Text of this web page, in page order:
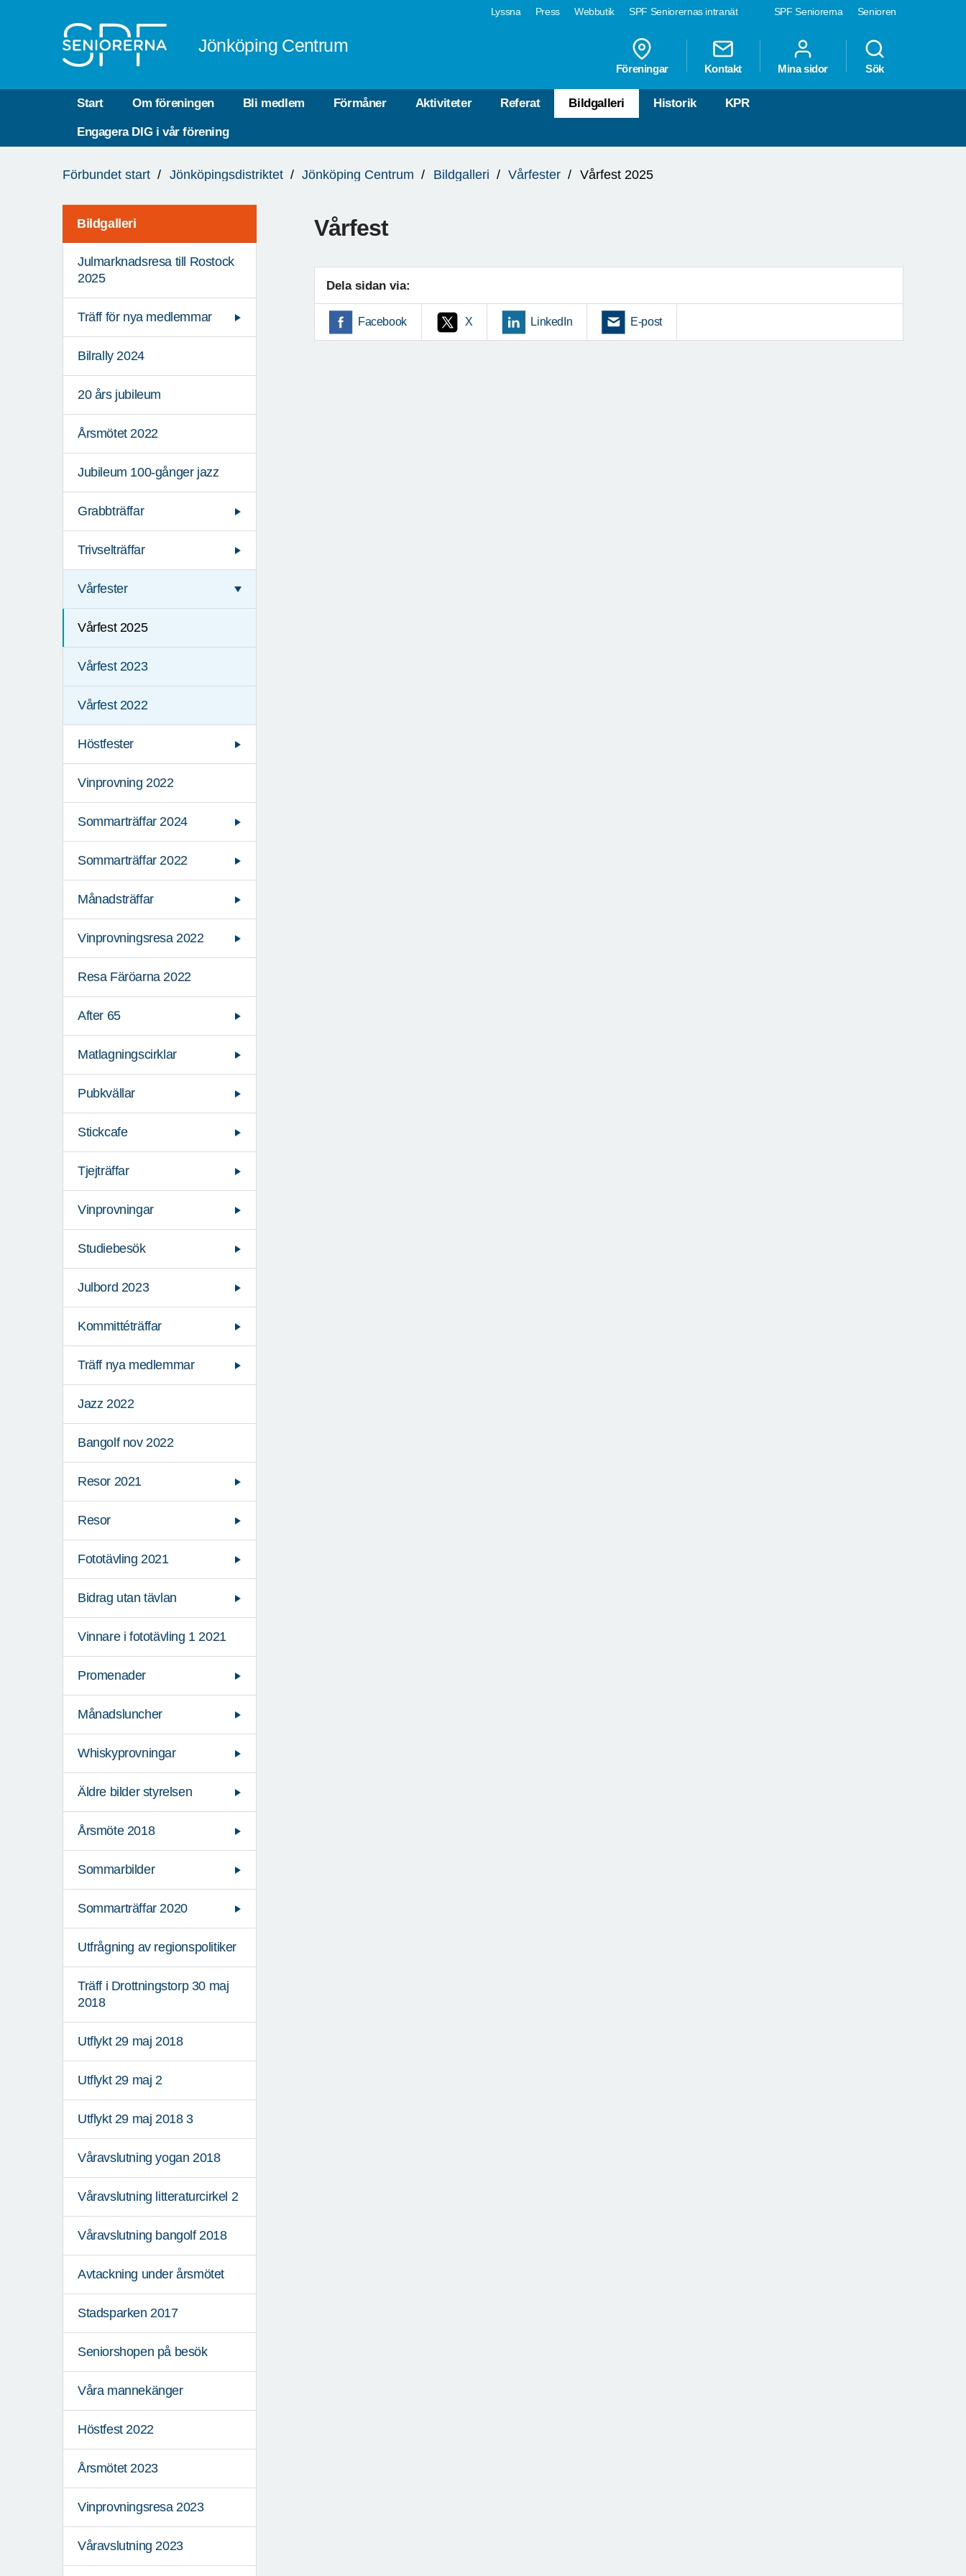
SPF Seniorerna Senioren
Lyssna Press Webbutik SPF Seniorernas intranät
Jönköping Centrum
Föreningar Kontakt Mina sidor Sök
Start Om föreningen Bli medlem Förmåner Aktiviteter Referat Bildgalleri Historik KPR
Engagera DIG i vår förening
är
Förbundet start Jönköpingsdistriktet Jönköping Centrum Bildgalleri Vårfester Vårfest 2025
Bildgalleri
Julmarknadsresa till Rostock
2025
Träff för nya medlemmar
Bilrally 2024
20 års jubileum
Årsmötet 2022
Jubileum 100-gånger jazz
Grabbträffar
Trivselträffar
Vårfester
Vårfest 2025
Vårfest 2023
Vårfest 2022
Höstfester
Vinprovning 2022
Sommarträffar 2024
Sommarträffar 2022
Månadsträffar
Vinprovningsresa 2022
Resa Färöarna 2022
After 65
Matlagningscirklar
Pubkvällar
Stickcafe
Tjejträffar
Vinprovningar
Studiebesök
Julbord 2023
Kommittéträffar
Träff nya medlemmar
Jazz 2022
Bangolf nov 2022
Resor 2021
Resor
Fototävling 2021
Bidrag utan tävlan
Vinnare i fototävling 1 2021
Promenader
Månadsluncher
Whiskyprovningar
Äldre bilder styrelsen
Årsmöte 2018
Sommarbilder
Sommarträffar 2020
Utfrågning av regionspolitiker
Träff i Drottningstorp 30 maj
2018
Utflykt 29 maj 2018
Utflykt 29 maj 2
Utflykt 29 maj 2018 3
Våravslutning yogan 2018
Våravslutning litteraturcirkel 2
Våravslutning bangolf 2018
Avtackning under årsmötet
Stadsparken 2017
Seniorshopen på besök
Våra mannekänger
Höstfest 2022
Årsmötet 2023
Vinprovningsresa 2023
Våravslutning 2023
Vårfest
Dela sidan via:
Facebook X LinkedIn E-post